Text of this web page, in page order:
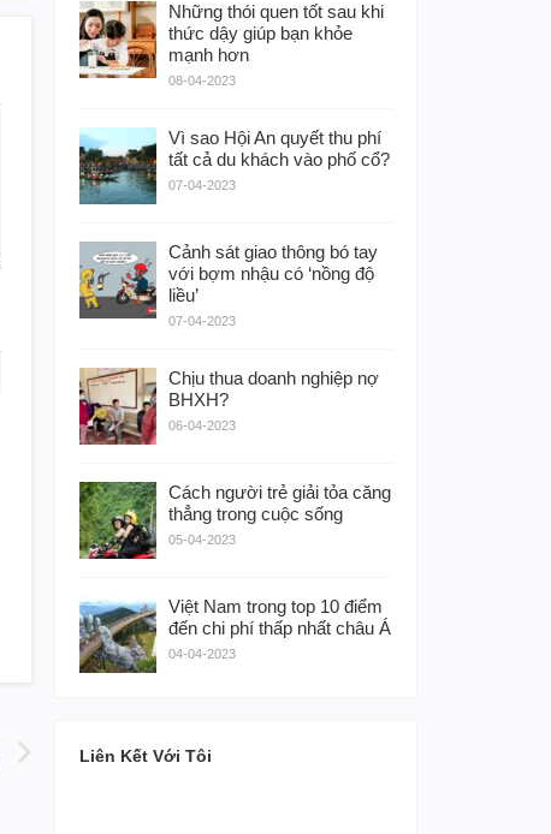
Những thói quen tốt sau khi
thức dậy giúp bạn khỏe
mạnh hơn
08-04-2023
Vì sao Hội An quyết thu phí
tất cả du khách vào phố cổ?
07-04-2023
Cảnh sát giao thông bó tay
với bợm nhậu có ‘nồng độ
liều’
07-04-2023
Chịu thua doanh nghiệp nợ
BHXH?
06-04-2023
Cách người trẻ giải tỏa căng
thẳng trong cuộc sống
05-04-2023
Việt Nam trong top 10 điểm
đến chi phí thấp nhất châu Á
04-04-2023
Liên Kết Với Tôi